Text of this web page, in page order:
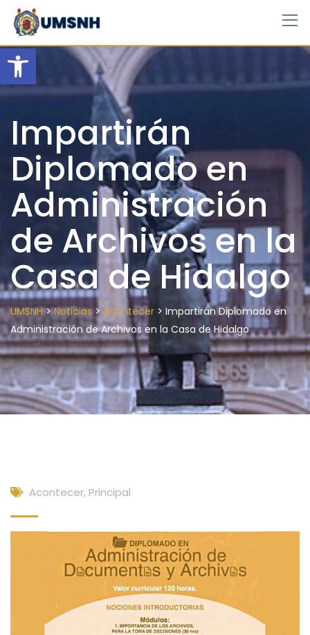
Open toolbar
Skip
content
Impartirán
Diplomado en
Administración
de Archivos en la
Casa de Hidalgo
UMSNH>Noticias> Acontecer > Impartirán Diplomado en
Administración de Archivos en la Casa de Hidalgo
Acontecer, Principal